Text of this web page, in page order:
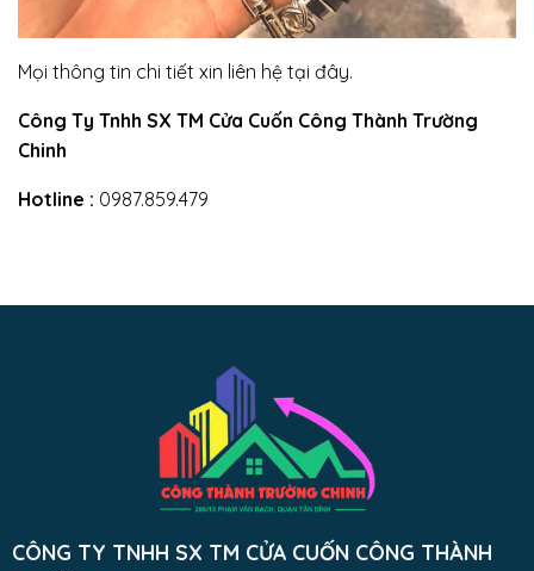
Mọi thông tin chi tiết xin liên hệ tại đây.
Công Ty Tnhh SX TM Cửa Cuốn Công Thành Trường
Chinh
Hotline : 0987.859.479
CÔNG TY TNHH SX TM CỬA CUỐN CÔNG THÀNH